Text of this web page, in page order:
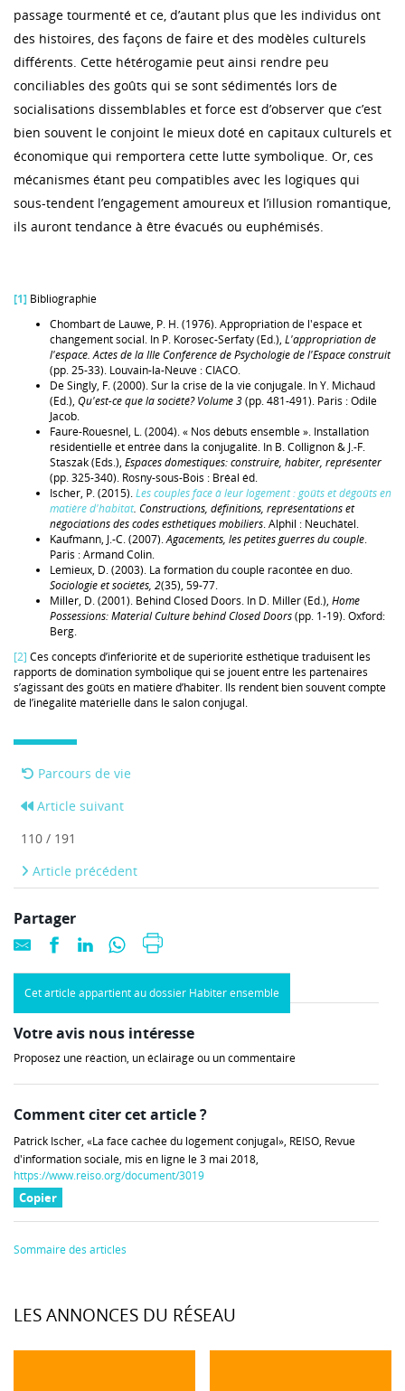
passage tourmenté et ce, d’autant plus que les individus ont
des histoires, des façons de faire et des modèles culturels
différents. Cette hétérogamie peut ainsi rendre peu
conciliables des goûts qui se sont sédimentés lors de
socialisations dissemblables et force est d’observer que c’est
bien souvent le conjoint le mieux doté en capitaux culturels et
économique qui remportera cette lutte symbolique. Or, ces
mécanismes étant peu compatibles avec les logiques qui
sous-tendent l’engagement amoureux et l’illusion romantique,
ils auront tendance à être évacués ou euphémisés.
[1] Bibliographie
Chombart de Lauwe, P. H. (1976). Appropriation de l'espace et
changement social. In P. Korosec-Serfaty (Ed.), L'appropriation de
l'espace. Actes de la IIIe Conférence de Psychologie de l'Espace construit
(pp. 25-33). Louvain-la-Neuve : CIACO.
De Singly, F. (2000). Sur la crise de la vie conjugale. In Y. Michaud
(Ed.), Qu'est-ce que la société? Volume 3(pp. 481-491). Paris : Odile
Jacob.
Faure-Rouesnel, L. (2004). « Nos débuts ensemble ». Installation
résidentielle et entrée dans la conjugalité. In B. Collignon & J.-F.
Staszak (Eds.), Espaces domestiques: construire, habiter, représenter
(pp. 325-340). Rosny-sous-Bois : Bréal éd.
Ischer, P. (2015).Lescouples face à leur logement : goûts et dégoûts en
matière d'habitat. Constructions, définitions, représentations et
négociations des codes esthétiques mobiliers. Alphil : Neuchâtel.
Kaufmann, J.-C. (2007).Agacements, les petites guerres du couple.
Paris : Armand Colin.
Lemieux, D. (2003). La formation du couple racontée en duo.
Sociologie et sociétés, 2(35), 59-77.
Miller, D. (2001). Behind Closed Doors. In D. Miller (Ed.), Home
Possessions: Material Culture behind Closed Doors(pp. 1-19). Oxford:
Berg.
[2] Ces concepts d’infériorité et de supériorité esthétique traduisent les
rapports de domination symbolique qui se jouent entre les partenaires
s’agissant des goûts en matière d’habiter. Ils rendent bien souvent compte
de l’inégalité matérielle dans le salon conjugal.
Parcours de vie
Article suivant
110 / 191
Article précédent
Partager
Cet article appartient au dossier Habiter ensemble
Votre avis nous intéresse
Proposez une réaction, un éclairage ou un commentaire
Comment citer cet article ?
Patrick Ischer, «La face cachée du logement conjugal», REISO, Revue
d'information sociale, mis en ligne le 3 mai 2018,
https://www.reiso.org/document/3019
Copier
Sommaire des articles
LES ANNONCES DU RÉSEAU